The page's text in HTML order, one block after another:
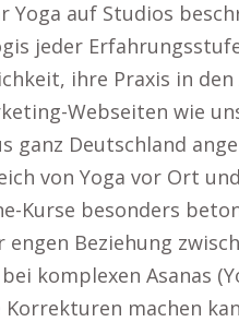
Yoga auf Studios
jeder
ihre Praxis in
Webseiten wie
ganz Deutschland
von Yoga vor Ort
Kurse besonders
Beziehung
komplexen Asanas
machen